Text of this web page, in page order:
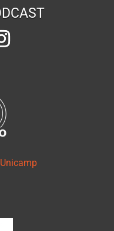
Unicamp